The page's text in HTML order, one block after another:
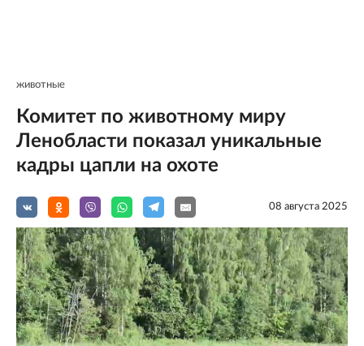
животные
Комитет по животному миру
Ленобласти показал уникальные
кадры цапли на охоте
08 августа 2025